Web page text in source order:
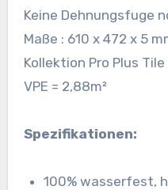
Keine Dehnungsfuge
Maße : 610 x 472 x 5
Kollektion Pro Plus Tile
VPE = 2,88m²
Spezifikationen:
100% wasserfest,